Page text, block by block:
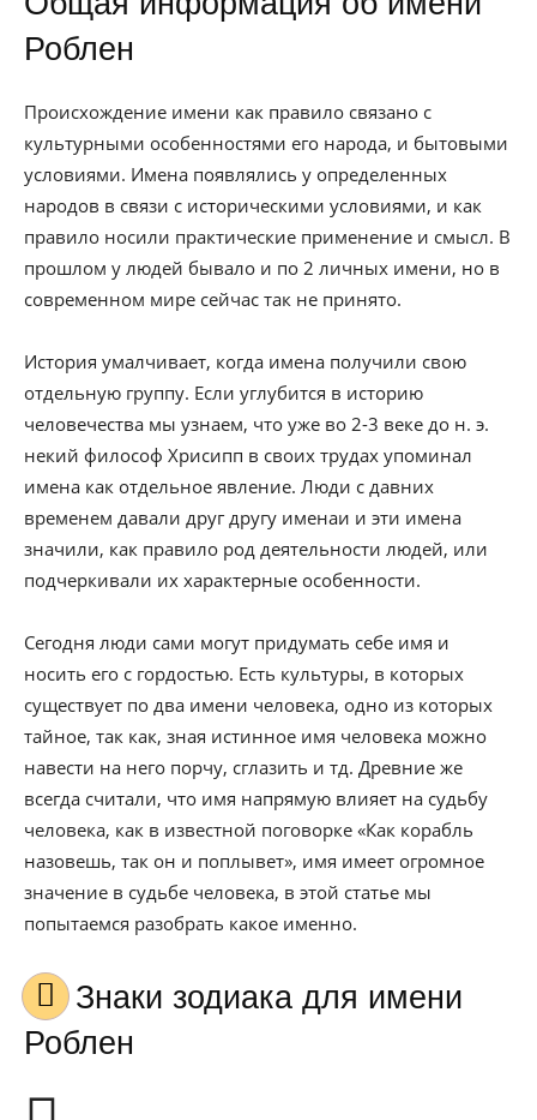
Роблен
Происхождение имени как правило связано с
культурными особенностями его народа, и бытовыми
условиями. Имена появлялись у определенных
народов в связи с историческими условиями, и как
правило носили практические применение и смысл. В
прошлом у людей бывало и по 2 личных имени, но в
современном мире сейчас так не принято.
История умалчивает, когда имена получили свою
отдельную группу. Если углубится в историю
человечества мы узнаем, что уже во 2-3 веке до н. э.
некий философ Хрисипп в своих трудах упоминал
имена как отдельное явление. Люди с давних
временем давали друг другу именаи и эти имена
значили, как правило род деятельности людей, или
подчеркивали их характерные особенности.
Сегодня люди сами могут придумать себе имя и
носить его с гордостью. Есть культуры, в которых
существует по два имени человека, одно из которых
тайное, так как, зная истинное имя человека можно
навести на него порчу, сглазить и тд. Древние же
всегда считали, что имя напрямую влияет на судьбу
человека, как в известной поговорке «Как корабль
назовешь, так он и поплывет», имя имеет огромное
значение в судьбе человека, в этой статье мы
попытаемся разобрать какое именно.
Знаки зодиака для имени
Роблен